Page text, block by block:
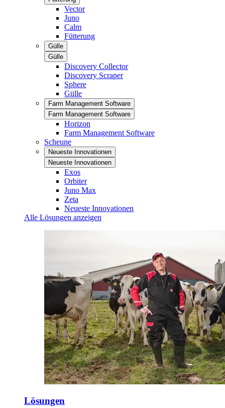
Vector
Juno
Calm
Fütterung
Gülle
Gülle
Discovery Collector
Discovery Scraper
Sphere
Gülle
Farm Management Software
Farm Management Software
Horizon
Farm Management Software
Scheune
Neueste Innovationen
Neueste Innovationen
Exos
Orbiter
Juno Max
Zeta
Neueste Innovationen
Alle Lösungen anzeigen
Lösungen